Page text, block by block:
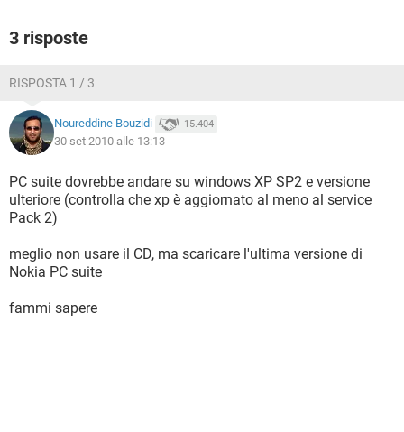
3 risposte
RISPOSTA 1 / 3
Noureddine Bouzidi 15.404
30 set 2010 alle 13:13
PC suite dovrebbe andare su windows XP SP2 e versione
ulteriore (controlla che xp è aggiornato al meno al service
Pack 2)
meglio non usare il CD, ma scaricare l'ultima versione di
Nokia PC suite
fammi sapere